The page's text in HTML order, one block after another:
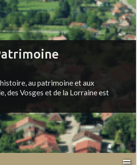
au patrimoine et aux
des Vosges et de la Lorraine est